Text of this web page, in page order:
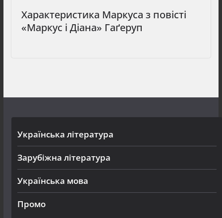
Характеристика Маркуса з повісті
«Маркус і Діана» Гаґеруп
Українська література
Зарубіжна література
Українська мова
Промо